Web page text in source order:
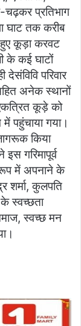
प्रतिभाग
घाट तक करीब
कूड़ा करवट
के कई घाटों
परिवार
सहित अनेक स्थानों
कूड़े को
पहुंचाया गया।
किया
गरिमापूर्व
में अपनाने के
शर्मा, कुलपति
के स्वच्छता
स्वच्छ मन